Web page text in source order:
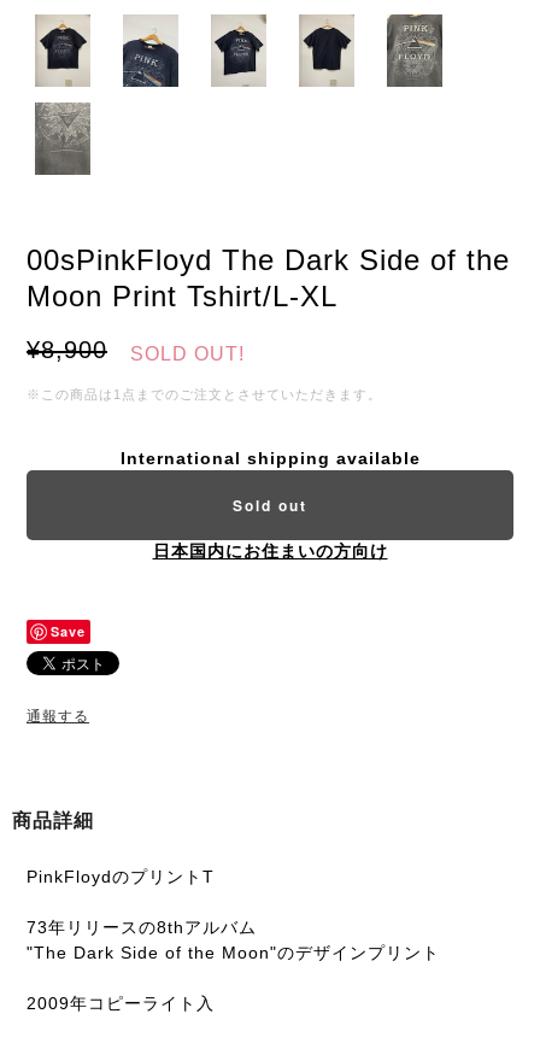
00sPinkFloyd The Dark Side of the
Moon Print Tshirt/L-XL
¥8,900 SOLD OUT!
※この商品は1点までのご注文とさせていただきます。
International shipping available
Sold out
日本国内にお住まいの方向け
Save
通報する
商品詳細
PinkFloydのプリントT
73年リリースの8thアルバム
"The Dark Side of the Moon"のデザインプリント
2009年コピーライト入